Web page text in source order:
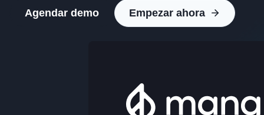
Agendar demo Empezar ahora